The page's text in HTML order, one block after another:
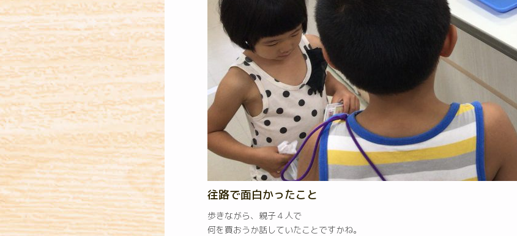
往路で面白かったこと
歩きながら、親子４人で
何を買おうか話していたことですかね。